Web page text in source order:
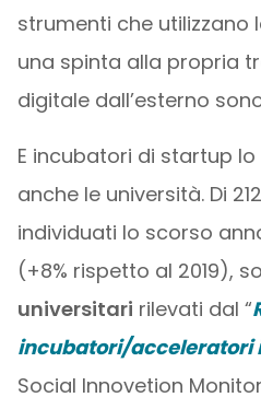
strumenti che utilizzano
una spinta alla propria
digitale dall’esterno
E incubatori di startup
anche le università. Di
individuati lo scorso
(+8% rispetto al 2019),
universitari rilevati dal “
incubatori/acceleratori
Social Innovetion